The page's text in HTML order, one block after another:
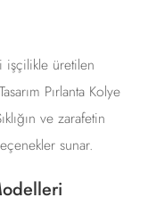
işçilikle üretilen
Pırlanta Kolye
ve zarafetin
sunar.